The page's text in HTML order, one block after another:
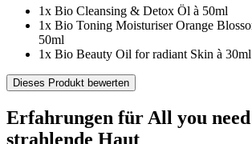
1x Bio Cleansing & Detox Öl à 50ml
1x Bio Toning Moisturiser Orange
50ml
1x Bio Beauty Oil for radiant Skin à 30ml
Dieses Produkt bewerten
Erfahrungen für All you
strahlende Haut